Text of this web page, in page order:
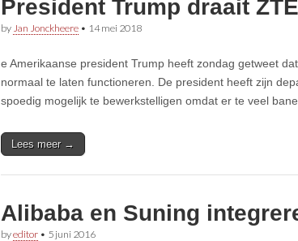
President Trump draait
by Jan Jonckheere • 14 mei 2018
e Amerikaanse president Trump heeft zondag getweet
normaal te laten functioneren. De president heeft zijn
spoedig mogelijk te bewerkstelligen omdat er te veel
Lees meer →
Alibaba en Suning
byeditor • 5 juni 2016